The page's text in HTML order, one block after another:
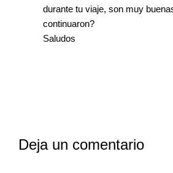
durante tu viaje, son muy
continuaron?
Saludos
Deja un comentario